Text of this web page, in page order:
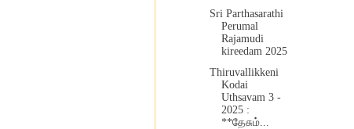
Sri Parthasarathi
Perumal
Rajamudi
kireedam 2025
Thiruvallikkeni
Kodai
Uthsavam 3 -
2025 :
**தேசும்...